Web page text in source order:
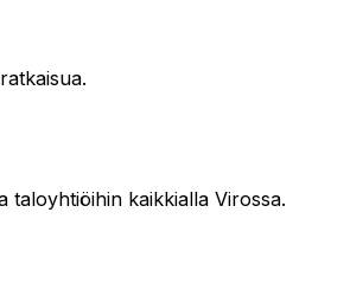
taloyhtiöihin kaikkialla Virossa.